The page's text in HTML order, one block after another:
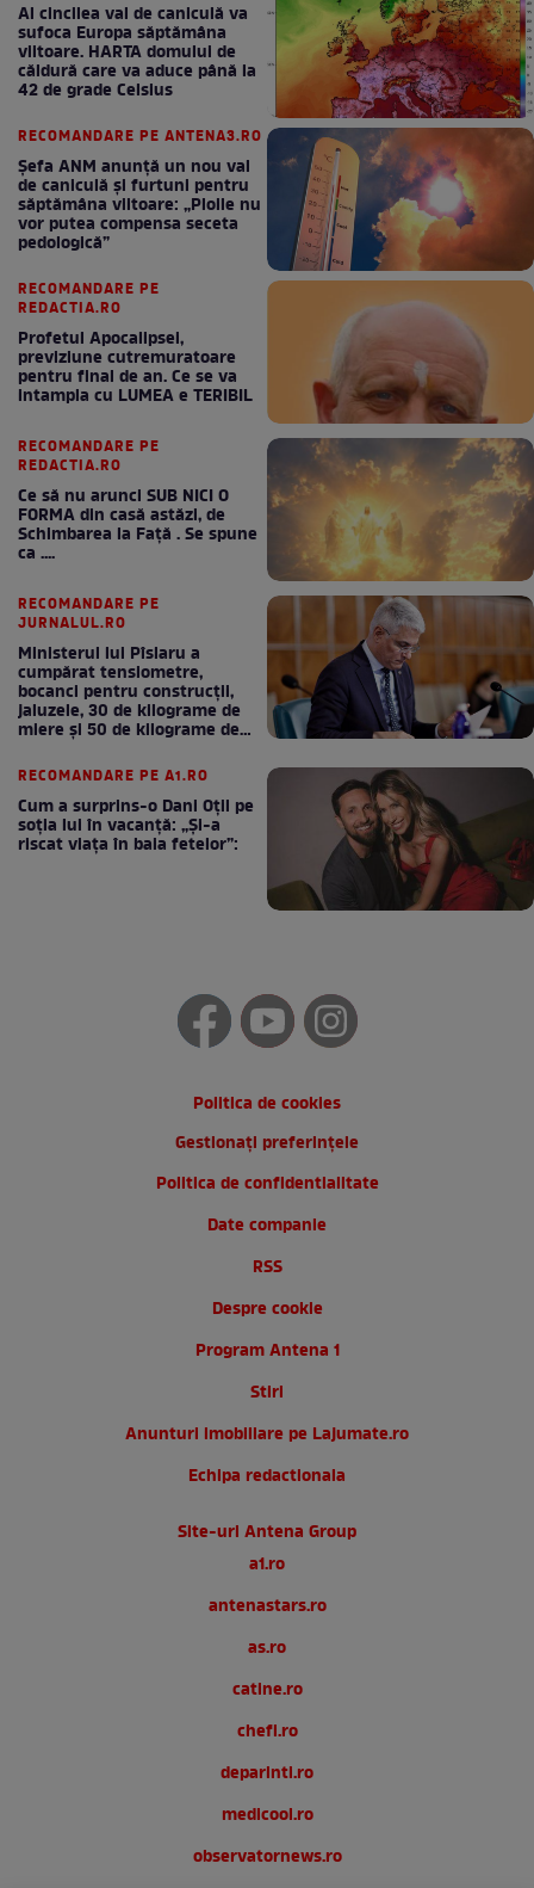
Al cincilea val de caniculă va
sufoca Europa săptămâna
viitoare. HARTA domului de
căldură care va aduce până la
42 de grade Celsius
RECOMANDARE PE ANTENA3.RO
Șefa ANM anunță un nou val
de caniculă și furtuni pentru
săptămâna viitoare: „Ploile nu
vor putea compensa seceta
pedologică”
RECOMANDARE PE
REDACTIA.RO
Profetul Apocalipsei,
previziune cutremuratoare
pentru final de an. Ce se va
intampla cu LUMEA e TERIBIL
RECOMANDARE PE
REDACTIA.RO
Ce să nu arunci SUB NICI O
FORMA din casă astăzi, de
Schimbarea la Față . Se spune
ca ....
RECOMANDARE PE
JURNALUL.RO
Ministerul lui Pîslaru a
cumpărat tensiometre,
bocanci pentru construcții,
jaluzele, 30 de kilograme de
miere și 50 de kilograme de
RECOMANDARE PE A1.RO
Cum a surprins-o Dani Oțil pe
soția lui în vacanță: „Și-a
riscat viața în baia fetelor”:
Politica de cookies
Gestionați preferințele
Politica de confidentialitate
Date companie
RSS
Despre cookie
Program Antena 1
Stiri
Anunturi imobiliare pe Lajumate.ro
Echipa redactionala
Site-uri Antena Group
a1.ro
antenastars.ro
as.ro
catine.ro
chefi.ro
deparinti.ro
medicool.ro
observatornews.ro